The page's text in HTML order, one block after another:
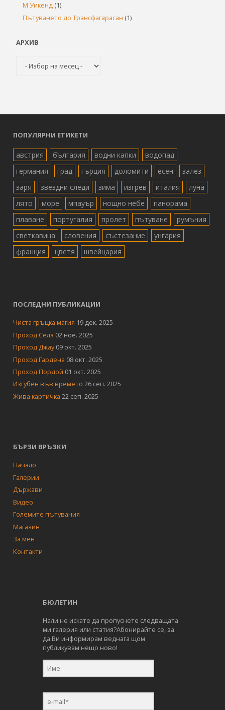
М Уикенд (1)
Пътуването до Трансфагарасан (1)
АРХИВ
ПОПУЛЯРНИ ЕТИКЕТИ
австрия българия водни капки
водопад
германия
град гърция доломити есен
залез
заря
звездни следи зима изгрев италия
луна
лято
море мпауър нощно небе
панорама
плаване
португалия пролет пътуване
румъния
светкавица
словения състезание
унгария
франция
цветя швейцария
ПОСЛЕДНИ ПУБЛИКАЦИИ
Чиста гръцка магия 19 дек. 2025
Проход Села 02 ное. 2025
Проход Джау 09 окт. 2025
Проход Гардена 08 окт. 2025
Проход Пордой 01 окт. 2025
Изгубен във времето 26 сеп. 2025
Жива картичка 22 сеп. 2025
БЪРЗИ ВРЪЗКИ
Начало
Галерии
Държави
Видео
Големите пътувания
Магазин
За мен
Контакти
БЮЛЕТИН
Нали не искате да пропуснете следващата
ми галерия или статия?Абонирайте се, за
да Ви информирам веднага щом
публикувам нещо ново!